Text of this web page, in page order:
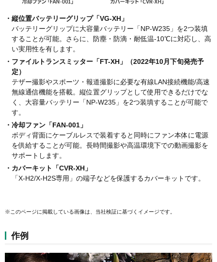
・縦位置バッテリーグリップ「VG-XH」
バッテリーグリップに大容量バッテリー「NP-W235」を2つ装填
することが可能。さらに、防塵・防滴・耐低温-10℃に対応し、高
い実用性を有します。
・ファイルトランスミッター「FT-XH」（2022年10月下旬発売予
定）
テザー撮影やスポーツ・報道撮影に必要な有線LAN接続機能/高速
無線通信機能を搭載。縦位置グリップとして使用できるだけでな
く、大容量バッテリー「NP-W235」を2つ装填することが可能で
す。
・冷却ファン「FAN-001」
ボディ背面にケーブルレスで装着すると同時にファン本体に電源
を供給することが可能。長時間撮影や高温環境下での動画撮影を
サポートします。
・カバーキット「CVR-XH」
「X-H2/X-H2S専用」の端子などを保護するカバーキットです。
※このページに掲載している画像は、当社検証に基づくイメージです。
作例